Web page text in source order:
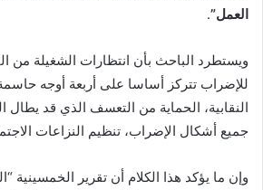
العمل”
.
ويستطرد الباحث بأن انتظارات الشغيلة من
للإضراب تتركز أساسا على أربعة أوجه
النقابية، الحماية من التعسف الذي قد يطال
جميع أشكال الإضراب، تنظيم النزاعات
وإن ما يؤكد هذا الكلام أن تقرير الخمسينية